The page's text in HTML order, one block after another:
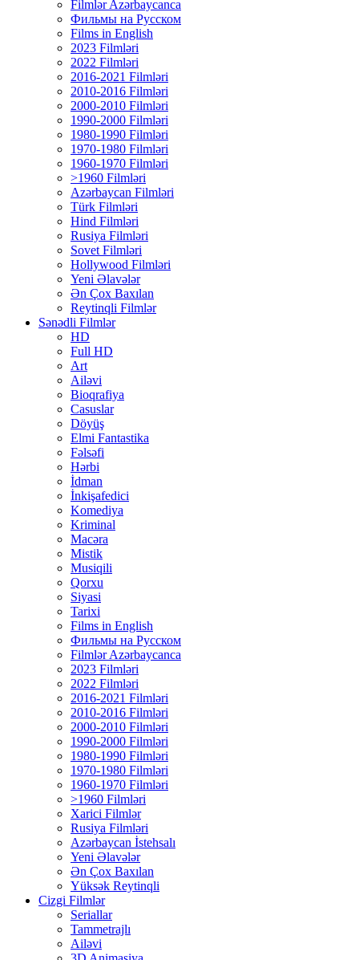
Filmlər Azərbaycanca
Фильмы на Русском
Films in English
2023 Filmləri
2022 Filmləri
2016-2021 Filmləri
2010-2016 Filmləri
2000-2010 Filmləri
1990-2000 Filmləri
1980-1990 Filmləri
1970-1980 Filmləri
1960-1970 Filmləri
>1960 Filmləri
Azərbaycan Filmləri
Türk Filmləri
Hind Filmləri
Rusiya Filmləri
Sovet Filmləri
Hollywood Filmləri
Yeni Əlavələr
Ən Çox Baxılan
Reytinqli Filmlər
Sənədli Filmlər
HD
Full HD
Art
Ailəvi
Bioqrafiya
Casuslar
Döyüş
Elmi Fantastika
Fəlsəfi
Hərbi
İdman
İnkişafedici
Komediya
Kriminal
Macəra
Mistik
Musiqili
Qorxu
Siyasi
Tarixi
Films in English
Фильмы на Русском
Filmlər Azərbaycanca
2023 Filmləri
2022 Filmləri
2016-2021 Filmləri
2010-2016 Filmləri
2000-2010 Filmləri
1990-2000 Filmləri
1980-1990 Filmləri
1970-1980 Filmləri
1960-1970 Filmləri
>1960 Filmləri
Xarici Filmlər
Rusiya Filmləri
Azərbaycan İstehsalı
Yeni Əlavələr
Ən Çox Baxılan
Yüksək Reytinqli
Cizgi Filmlər
Seriallar
Tammetrajlı
Ailəvi